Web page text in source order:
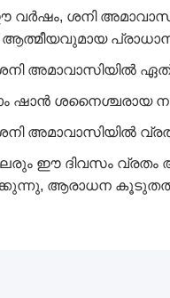
വർഷം, ശനി
അമാവാസിയിൽ ഏത്
ഷാൻ ശനൈശ്ചരായ
അമാവാസിയിൽ
ഈ ദിവസം
ആരാധന